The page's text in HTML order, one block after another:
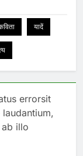
यादें
errorsit
illo